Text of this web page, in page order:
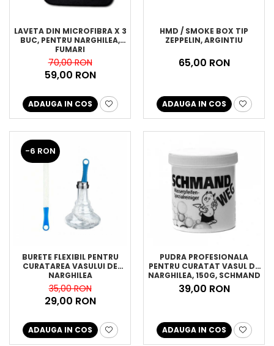
LAVETA DIN MICROFIBRA X 3
BUC, PENTRU NARGHILEA,
FUMARI
70,00 RON
59,00 RON
ADAUGA IN COS
HMD / SMOKE BOX TIP
ZEPPELIN, ARGINTIU
65,00 RON
ADAUGA IN COS
-6 RON
BURETE FLEXIBIL PENTRU
CURATAREA VASULUI DE
NARGHILEA
35,00 RON
29,00 RON
ADAUGA IN COS
PUDRA PROFESIONALA
PENTRU CURATAT VASUL DE
NARGHILEA, 150G, SCHMAND
WEG
39,00 RON
ADAUGA IN COS